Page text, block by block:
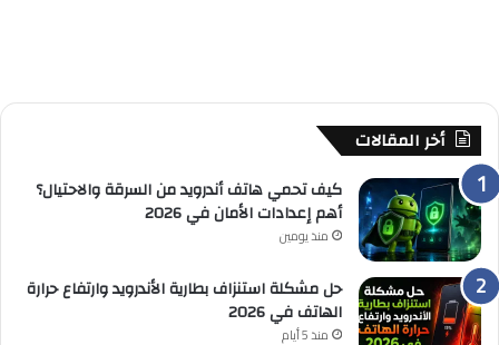
أخر المقالات
كيف تحمي هاتف أندرويد من السرقة والاحتيال؟
أهم إعدادات الأمان في 2026
منذ يومين
حل مشكلة استنزاف بطارية الأندرويد وارتفاع حرارة
الهاتف في 2026
منذ 5 أيام